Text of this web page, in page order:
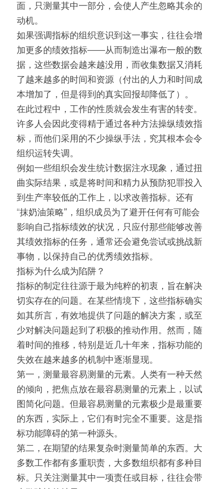
面，只测量其中一部分，会使人产生忽略其余的
动机。
如果强调指标的组织意识到这一事实，往往会增
加更多的绩效指标——从而制造出瀑布一般的数
据，这些数据会越来越没用，而收集数据又消耗
了越来越多的时间和资源（付出的人力和时间成
本增加了，但是得到的真实回报却降低了）。
在此过程中，工作的性质就会发生有害的转变。
许多人会因此变得精于通过各种方法操纵绩效指
标，而他们采用的不少操纵手法，究其根本会令
组织运转失调。
例如一些组织会发生统计数据注水现象，通过扭
曲实际结果，或是将时间和精力从预防犯罪投入
到生产率较低的工作上，以求改善指标。还有
“抹奶油策略”，组织成员为了避开任何有可能会
影响自己指标绩效的状况，只应付那些能够改善
其绩效指标的任务，通常还会避免尝试或挑战新
事物，以保持自己的优秀绩效指标。
指标为什么成为陷阱？
指标的制定往往源于最为纯粹的初衷，旨在解决
切实存在的问题。在某些情境下，这些指标确实
如其所言，有效地提供了问题的解决方案，或至
少对解决问题起到了积极的推动作用。然而，随
着时间的推移，特别是近几十年来，指标功能的
失效在越来越多的机制中逐渐显现。
第一，测量最容易测量的元素。人类有一种天然
的倾向，把焦点放在最容易测量的元素上，以试
图简化问题。但最容易测量的元素极少是最重要
的东西，实际上，它们有时完全不重要。这是指
标功能障碍的第一种源头。
第二，在期望的结果复杂时测量简单的东西。大
多数工作都有多重职责，大多数组织都有多种目
标。只关注测量其中一项责任或目标，往往会带